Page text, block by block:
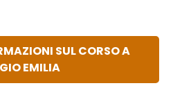
SUL CORSO A
EMILIA